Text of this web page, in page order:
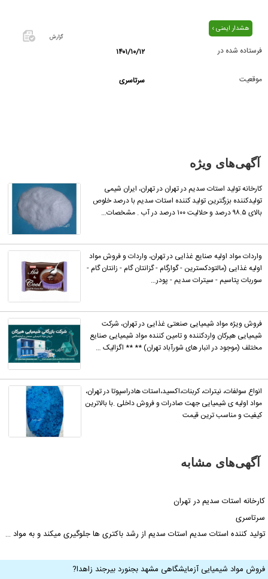
هشدار ایمنی ›
گزارش
فرستاده شده در ۱۴۰۱/۱۰/۱۲
موقعیت سرتاسری
آگهی‌های ویژه
کارخانه تولید استات سدیم در تهران در تهران، ایران شیمی
تولیدکننده بزرگترین تولید کننده استات سدیم با درصد خلوص
بالای ۹۸.۵ درصد و حلالیت ۱۰۰ درصد در آب . مشخصات…
واردات مواد اولیه صنایع غذایی در تهران، واردات و فروش مواد
اولیه غذایی (مالتودکسترین - گوارگام - گزانتان گام - زانتان گام -
سوربات پتاسیم - سیترات سدیم - پودر…
فروش ویژه مواد شیمیایی صنعتی غذایی در تهران، شرکت
شیمیایی هیرکان واردکننده و تامین کننده مواد شیمیایی صنایع
مختلف (موجود در انبار های شورآباد تهران) ** ** اگزالیک …
انواع سولفات، نیترات، کربنات،اکسید،استات هادراسپوتا در تهران،
مواد اولیه ی شیمیایی جهت صادرات و فروش داخلی .با بالاترین
کیفیت و مناسب ترین قیمت
آگهی‌های مشابه
استات سدیم در تهران
کننده استات سدیم استات سدیم از رشد باکتری ها جلوگیری میکند و به مواد …
مواد شیمیایی آزمایشگاهی مشهد بجنورد بیرجند زاهدا?